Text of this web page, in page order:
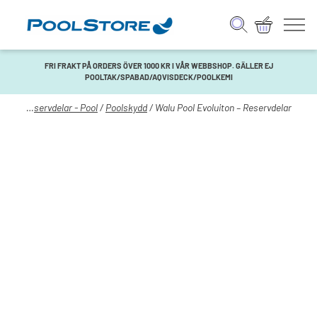
FRI FRAKT PÅ ORDERS ÖVER 1000 KR I VÅR WEBBSHOP. GÄLLER EJ
POOLTAK/SPABAD/AQVISDECK/POOLKEMI
Reservdelar - Pool/Poolskydd/ Walu Pool Evoluiton – Reservdelar